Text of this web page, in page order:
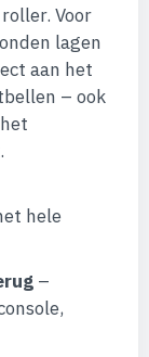
Voor
lagen
aan het
– ook
hele
–